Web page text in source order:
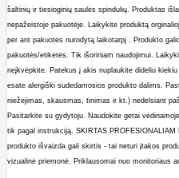
šaltinių ir tiesioginių saulės spindulių. Produktas
nepažeistoje pakuotėje. Laikykite produktą
per ant pakuotės nurodytą laikotarpį . Produkto
pakuotės/etiketės. Tik išoriniam naudojimui.
neįkvėpkite. Patekus į akis nuplaukite dideliu
esate alergiški sudedamosios produkto dalims.
niežėjimas, skausmas, tinimas ir kt.) nedelsiant
Pasitarkite su gydytoju. Naudokite gerai
tik pagal instrukciją. SKIRTAS
produkto išvaizda gali skirtis - tai neturi įtakos
vizualinė priemonė. Priklausomai nuo monitoriaus